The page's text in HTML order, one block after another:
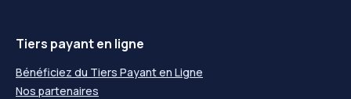
Tiers payant en ligne
Bénéficiez du Tiers Payant en Ligne
Nos partenaires